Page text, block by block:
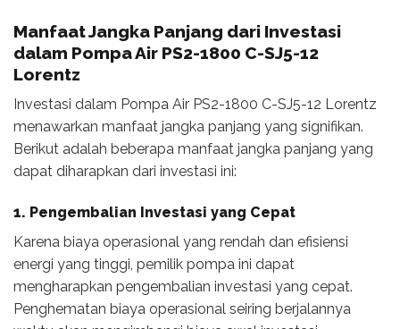
Manfaat Jangka Panjang dari Investasi
dalam Pompa Air PS2-1800 C-SJ5-12
Lorentz
Investasi dalam Pompa Air PS2-1800 C-SJ5-12 Lorentz
menawarkan manfaat jangka panjang yang signifikan.
Berikut adalah beberapa manfaat jangka panjang yang
dapat diharapkan dari investasi ini:
1. Pengembalian Investasi yang Cepat
Karena biaya operasional yang rendah dan efisiensi
energi yang tinggi, pemilik pompa ini dapat
mengharapkan pengembalian investasi yang cepat.
Penghematan biaya operasional seiring berjalannya